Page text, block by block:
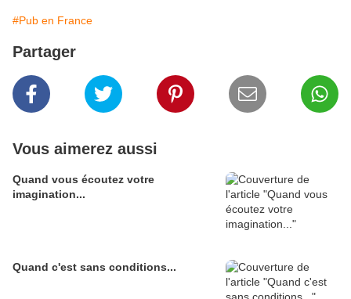
#Pub en France
Partager
Vous aimerez aussi
Quand vous écoutez votre
imagination...
Quand c'est sans conditions...